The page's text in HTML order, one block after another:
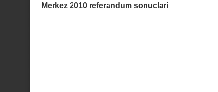
Merkez 2010 referandum sonuclari